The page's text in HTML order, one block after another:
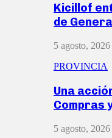
Kicillof
de
5 agosto, 2026
PROVINCIA
Una
Compras
5 agosto, 2026